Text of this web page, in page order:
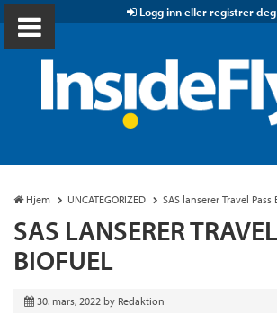
Logg inn eller registrer deg
Hjem UNCATEGORIZED SAS lanserer Travel Pass
SAS LANSERER
BIOFUEL
30. mars, 2022 by Redaktion